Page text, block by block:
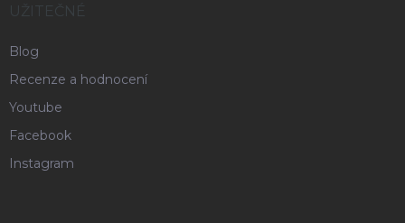
UŽITEČNÉ
Blog
Recenze a hodnocení
Youtube
Facebook
Instagram